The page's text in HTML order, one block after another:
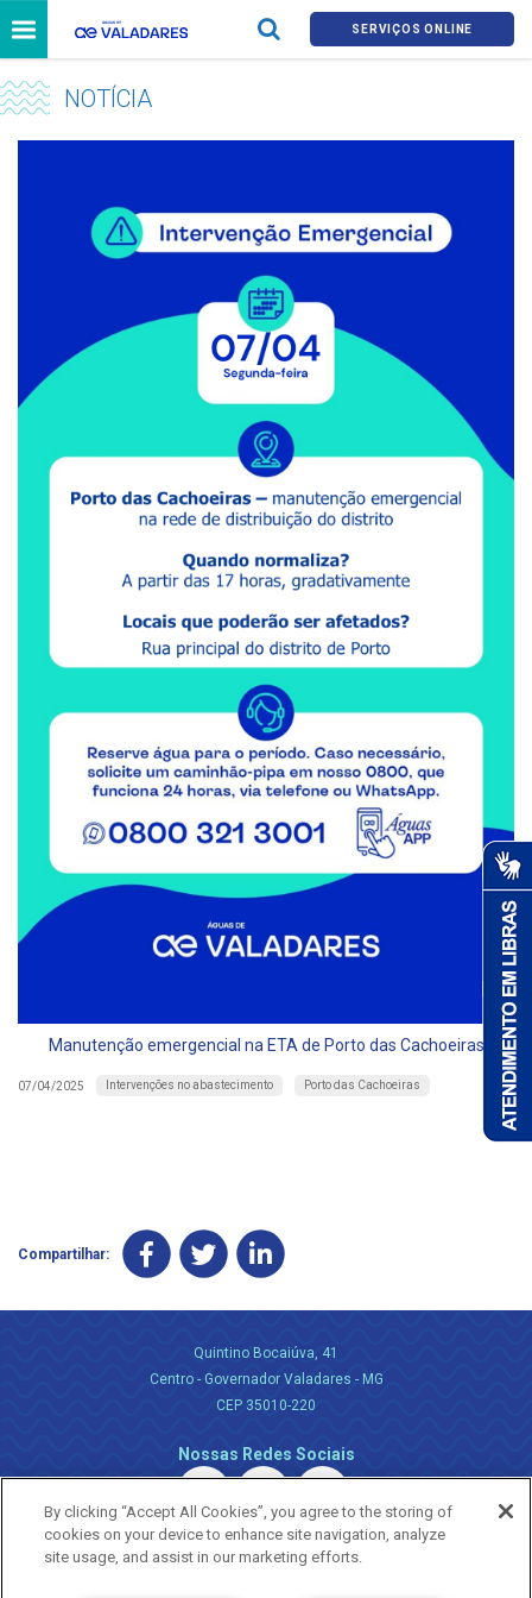
SERVIÇOS ONLINE
NOTÍCIA
Manutenção emergencial na ETA de Porto das Cachoeiras
07/04/2025 Intervenções no abastecimento Porto das Cachoeiras
Compartilhar:
Quintino Bocaiúva, 41
Centro - Governador Valadares - MG
CEP 35010-220
Nossas Redes Sociais
By clicking “Accept All Cookies”, you agree to the storing of
cookies on your device to enhance site navigation, analyze
site usage, and assist in our marketing efforts.